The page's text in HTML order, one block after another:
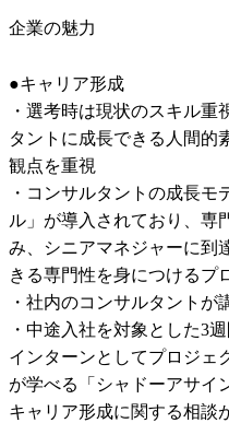
企業の魅力
●キャリア形成
・選考時は現状のスキル
タントに成長できる人間的
観点を重視
・コンサルタントの成長
ル」が導入されており、専
み、シニアマネジャーに到
きる専門性を身につけるプ
・社内のコンサルタント
・中途入社を対象とした3
インターンとしてプロジェ
が学べる「シャドーアサイ
キャリア形成に関する相談